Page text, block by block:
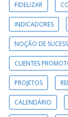
FIDELIZAR
INDICADORES
NOÇÃO DE
CLIENTES
PROJETOS
CALENDÁRIO